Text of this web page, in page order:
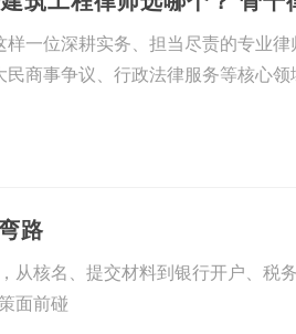
一位深耕实务、担当尽责的专业
商事争议、行政法律服务等核心
路
核名、提交材料到银行开户、税
面前碰